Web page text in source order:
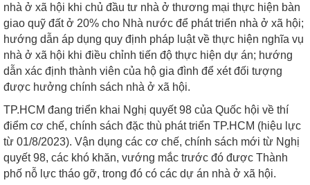
nhà ở xã hội khi chủ đầu tư nhà ở thương mại thực hiện bàn
giao quỹ đất ở 20% cho Nhà nước để phát triển nhà ở xã hội;
hướng dẫn áp dụng quy định pháp luật về thực hiện nghĩa vụ
nhà ở xã hội khi điều chỉnh tiến độ thực hiện dự án; hướng
dẫn xác định thành viên của hộ gia đình để xét đối tượng
được hưởng chính sách nhà ở xã hội.
TP.HCM đang triển khai Nghị quyết 98 của Quốc hội về thí
điểm cơ chế, chính sách đặc thù phát triển TP.HCM (hiệu lực
từ 01/8/2023). Vận dụng các cơ chế, chính sách mới từ Nghị
quyết 98, các khó khăn, vướng mắc trước đó được Thành
phố nỗ lực tháo gỡ, trong đó có các dự án nhà ở xã hội.